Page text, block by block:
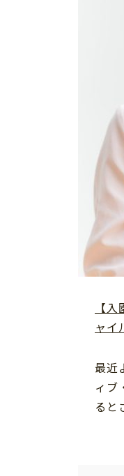
【
ャイ
最近
ィブ
ると